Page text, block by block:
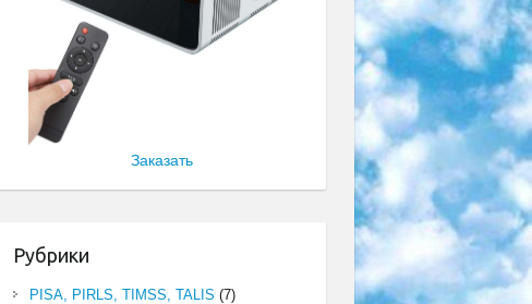
Заказать
Рубрики
PISA, PIRLS, TIMSS, TALIS (7)